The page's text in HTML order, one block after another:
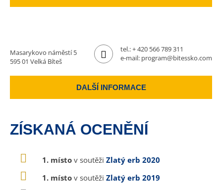
Masarykovo náměstí 5
595 01 Velká Bíteš
tel.:+ 420 566 789 311
e-mail: program@bitessko.com
DALŠÍ INFORMACE
ZÍSKANÁ OCENĚNÍ
1. místo v soutěži Zlatý erb 2020
1. místo v soutěži Zlatý erb 2019